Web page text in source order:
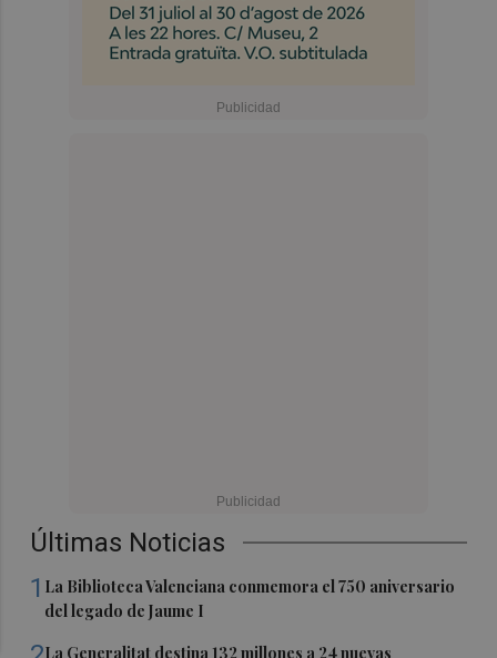
Últimas Noticias
1 La Biblioteca Valenciana conmemora el 750 aniversario
del legado de Jaume I
La Generalitat destina 132 millones a 24 nuevas